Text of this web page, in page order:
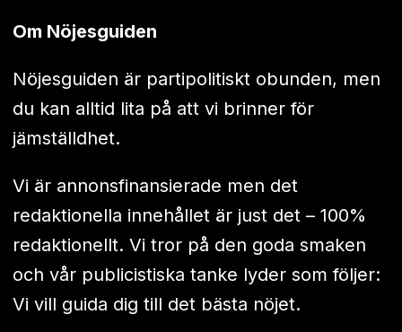
Om Nöjesguiden
Nöjesguiden är partipolitiskt obunden, men
du kan alltid lita på att vi brinner för
jämställdhet.
Vi är annonsfinansierade men det
redaktionella innehållet är just det – 100%
redaktionellt. Vi tror på den goda smaken
och vår publicistiska tanke lyder som följer:
Vi vill guida dig till det bästa nöjet.